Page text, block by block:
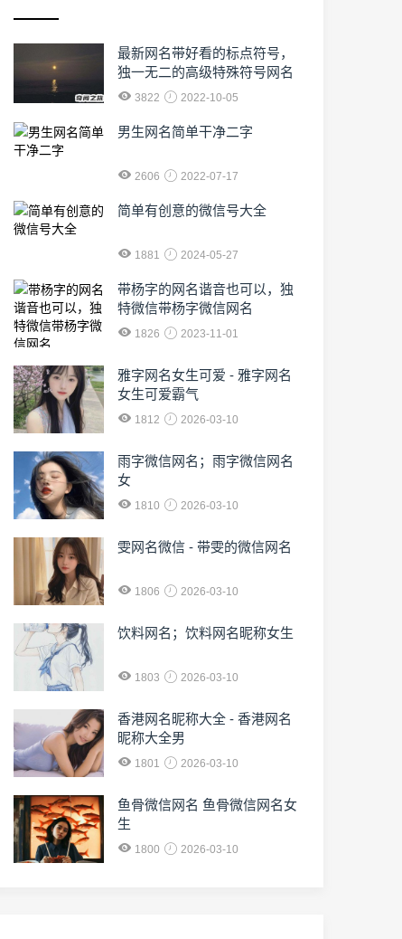
最新网名带好看的标点符号，
独一无二的高级特殊符号网名
3822 2022-10-05
男生网名简单干净二字
2606 2022-07-17
简单有创意的微信号大全
1881 2024-05-27
​带杨字的网名谐音也可以，独
特微信带杨字微信网名
1826 2023-11-01
雅字网名女生可爱 - 雅字网名
女生可爱霸气
1812 2026-03-10
雨字微信网名；雨字微信网名
女
1810 2026-03-10
雯网名微信 - 带雯的微信网名
1806 2026-03-10
饮料网名；饮料网名昵称女生
1803 2026-03-10
香港网名昵称大全 - 香港网名
昵称大全男
1801 2026-03-10
鱼骨微信网名 鱼骨微信网名女
生
1800 2026-03-10